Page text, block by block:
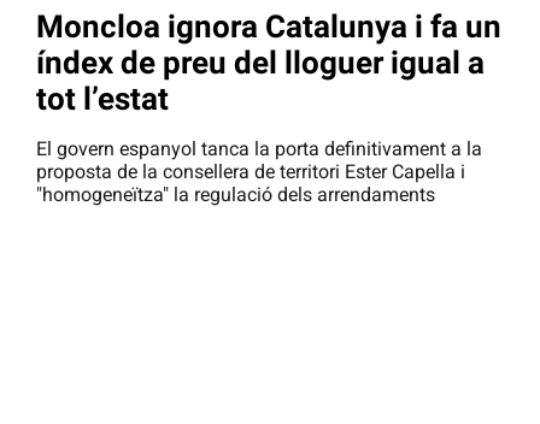
Moncloa ignora Catalunya i fa un
índex de preu del lloguer igual a
tot l’estat
El govern espanyol tanca la porta definitivament a la
proposta de la consellera de territori Ester Capella i
"homogeneïtza" la regulació dels arrendaments